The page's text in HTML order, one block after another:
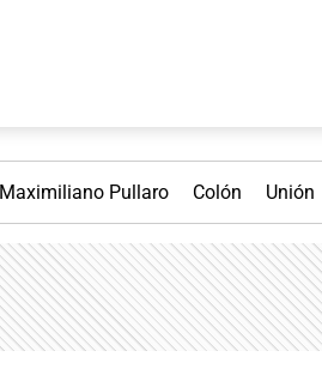
Maximiliano Pullaro Colón Unión